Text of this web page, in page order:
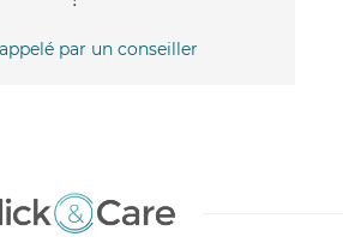
par un conseiller